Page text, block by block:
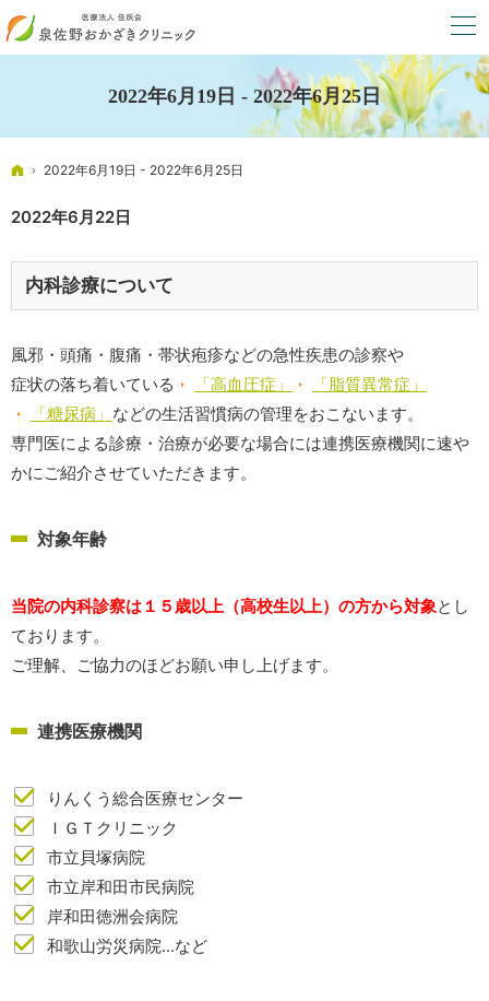
2022年6月19日 - 2022年6月25日
ホーム
2022年6月19日 - 2022年6月25日
2022年6月22日
内科診療について
風邪・頭痛・腹痛・帯状疱疹などの急性疾患の診察や
症状の落ち着いている
「高血圧症」
「脂質異常症」
「糖尿病」 などの生活習慣病の管理をおこないます。
専門医による診療・治療が必要な場合には連携医療機関に速や
かにご紹介させていただきます。
対象年齢
当院の内科診察は１５歳以上（高校生以上）の方から対象とし
ております。
ご理解、ご協力のほどお願い申し上げます。
連携医療機関
りんくう総合医療センター
ＩＧＴクリニック
市立貝塚病院
市立岸和田市民病院
岸和田徳洲会病院
和歌山労災病院...など